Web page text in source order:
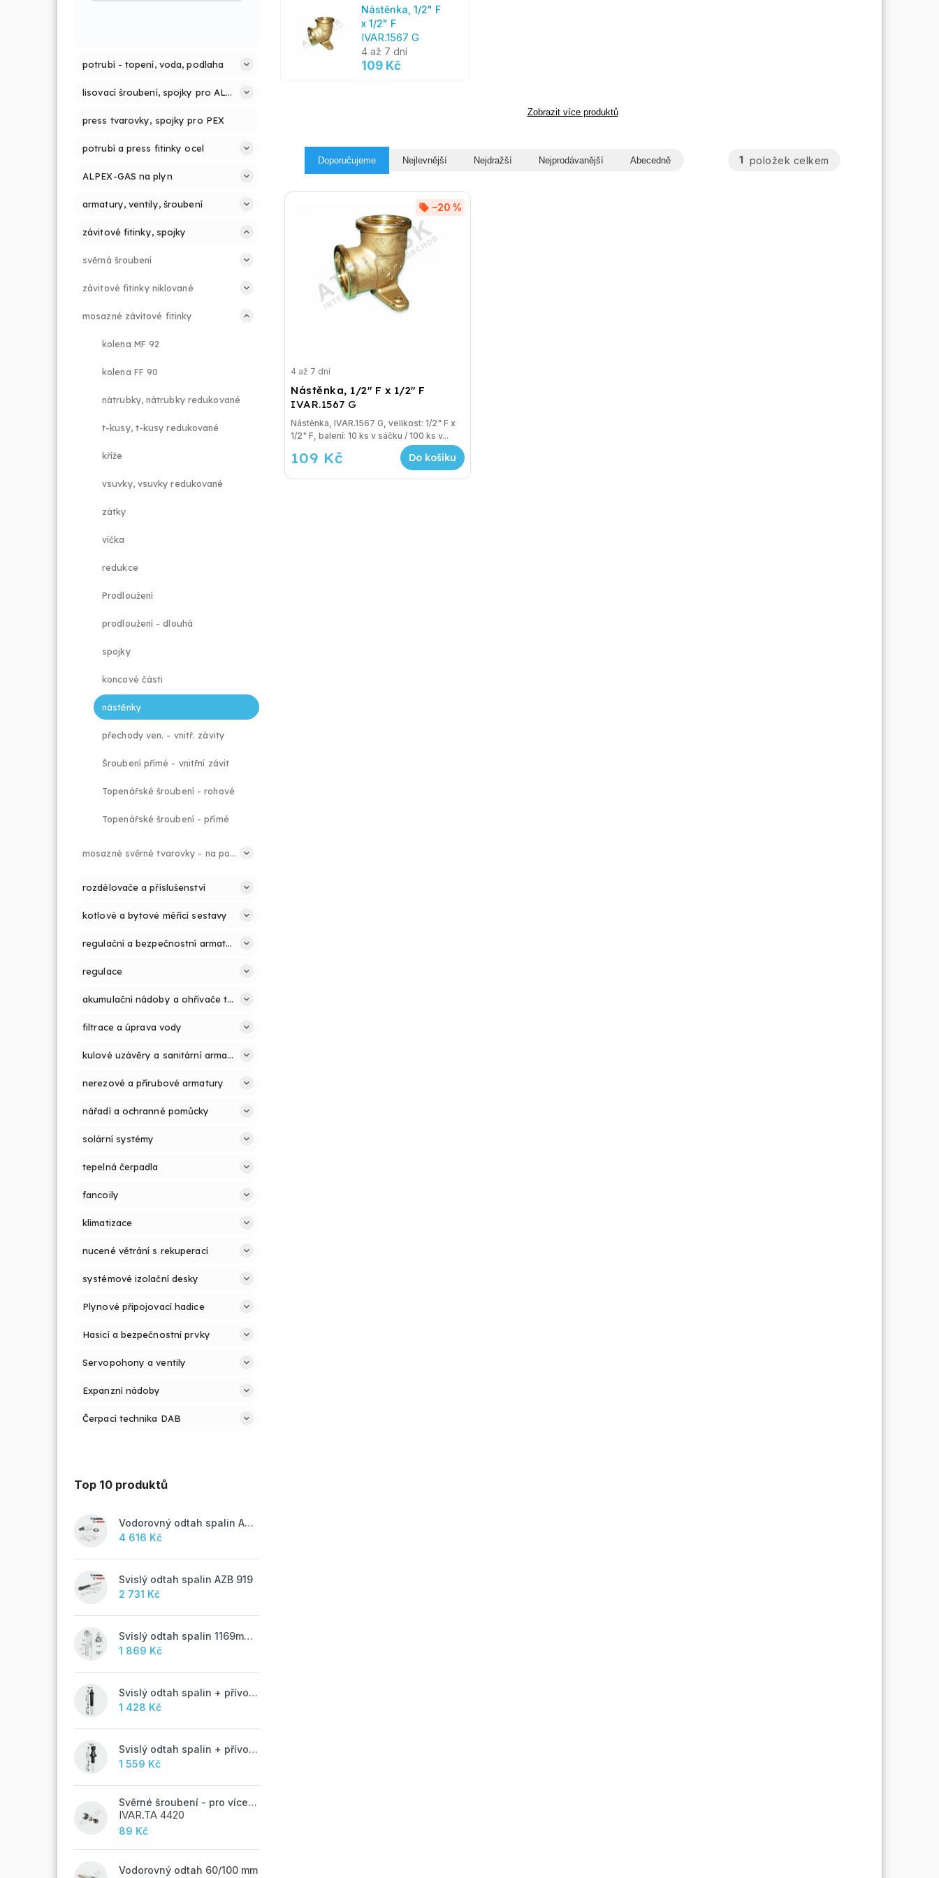
potrubí - topení, voda, podlaha
lisovací šroubení, spojky pro ALPEX PRESS
press tvarovky, spojky pro PEX
potrubí a press fitinky ocel
ALPEX-GAS na plyn
armatury, ventily, šroubení
závitové fitinky, spojky
svěrná šroubení
závitové fitinky niklované
mosazné závitové fitinky
kolena MF 92
kolena FF 90
nátrubky, nátrubky redukované
t-kusy, t-kusy redukované
kříže
vsuvky, vsuvky redukované
zátky
víčka
redukce
Prodloužení
prodloužení - dlouhá
spojky
koncové části
nástěnky
přechody ven. - vnitř. závity
Šroubení přímé - vnitřní závit
Topenářské šroubení - rohové
Topenářské šroubení - přímé
mosazné svěrné tvarovky - na potrubí PE
rozdělovače a příslušenství
kotlové a bytové měřící sestavy
regulační a bezpečnostní armatury
regulace
akumulační nádoby a ohřívače teplé vody
filtrace a úprava vody
kulové uzávěry a sanitární armatury
nerezové a přírubové armatury
nářadí a ochranné pomůcky
solární systémy
tepelná čerpadla
fancoily
klimatizace
nucené větrání s rekuperací
systémové izolační desky
Plynové připojovací hadice
Hasicí a bezpečnostní prvky
Servopohony a ventily
Expanzní nádoby
Čerpací technika DAB
Top 10 produktů
Vodorovný odtah spalin AZB 918
4 616 Kč
Svislý odtah spalin AZB 919
2 731 Kč
Svislý odtah spalin 1169mm, AZB 917
1 869 Kč
Svislý odtah spalin + přívod vzduchu 60/100 mm - M
1 428 Kč
Svislý odtah spalin + přívod vzduchu 60/100 mm - A
1 559 Kč
Svěrné šroubení - pro vícevrstvé potrubí ALPEX - 16x2 ALU-EK
IVAR.TA 4420
89 Kč
Vodorovný odtah 60/100 mm
Nástěnka, 1/2" F
x 1/2" F
IVAR.1567 G
4 až 7 dní
109 Kč
Zobrazit více produktů
Doporučujeme Nejlevnější Nejdražší Nejprodávanější Abecedně 1 položek celkem
Nástěnka, 1/2" F x 1/2" F
IVAR.1567 G
–20 %
4 až 7 dní
109 Kč Do košíku
Nástěnka, IVAR.1567 G, velikost: 1/2" F x
1/2" F, balení: 10 ks v sáčku / 100 ks v...